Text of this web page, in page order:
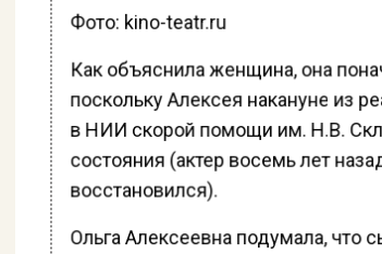
Фото: kino-teatr.ru
Как объяснила женщина, она
поскольку Алексея накануне из
в НИИ скорой помощи им. Н.В.
состояния (актер восемь лет
восстановился).
Ольга Алексеевна подумала, что